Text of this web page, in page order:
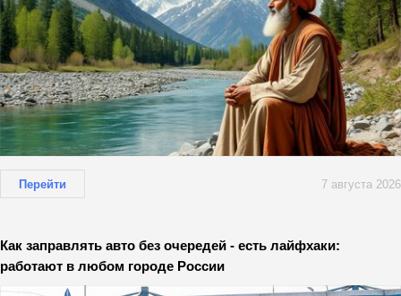
Перейти 7 августа 2026
Как заправлять авто без очередей - есть лайфхаки:
работают в любом городе России